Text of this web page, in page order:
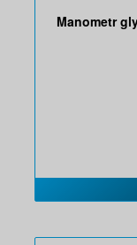
Manometr